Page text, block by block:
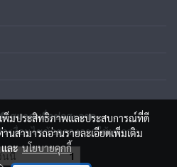
สมาคมสื่อช่อสะอาด
เงื่อนไขข้อตกลงการใช้บริการ
นนี้ 1
เพิ่มประสิทธิภาพและประสบการณ์ที่ดี
นสามารถอ่านรายละเอียดเพิ่มเติม
ละนโยบายคุกกี้